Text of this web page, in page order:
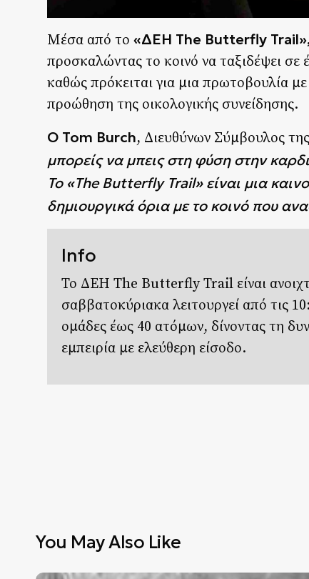
Μέσα από το«ΔΕΗ The Butterfly
προσκαλώντας το κοινό να ταξιδέψει
καθώς πρόκειται για μια πρωτοβουλία
προώθηση της οικολογικής συνείδησης.
Ο Tom Burch, Διευθύνων Σύμβουλος
μπορείς να μπεις στη φύση στην
Το «The Butterfly Trail»είναι μια
δημιουργικά όρια με το κοινό που
Info
Το ΔΕΗ The Butterfly Trail είναι
σαββατοκύριακα λειτουργεί από τις
ομάδες έως 40 ατόμων, δίνοντας τη
εμπειρία με ελεύθερη είσοδο.
You May Also Like